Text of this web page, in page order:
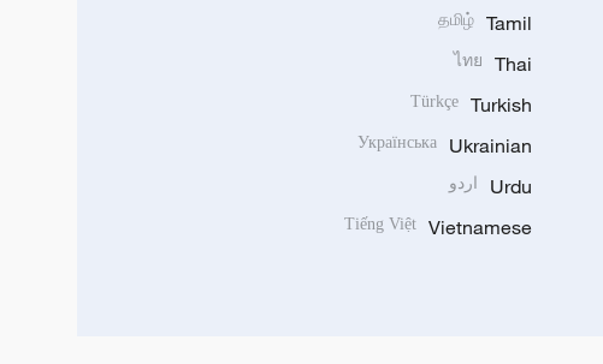
Tamil
தமிழ்
Thai
ไทย
Turkish
Türkçe
Ukrainian
Українська
Urdu اردو
Vietnamese
Tiếng Việt